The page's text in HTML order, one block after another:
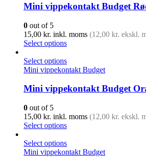
Mini vippekontakt Budget
0 out of 5
15,00 kr. inkl. moms (12,00 kr. ekskl.
Select options
Select options
Mini vippekontakt Budget
Mini vippekontakt Budget
0 out of 5
15,00 kr. inkl. moms (12,00 kr. ekskl.
Select options
Select options
Mini vippekontakt Budget